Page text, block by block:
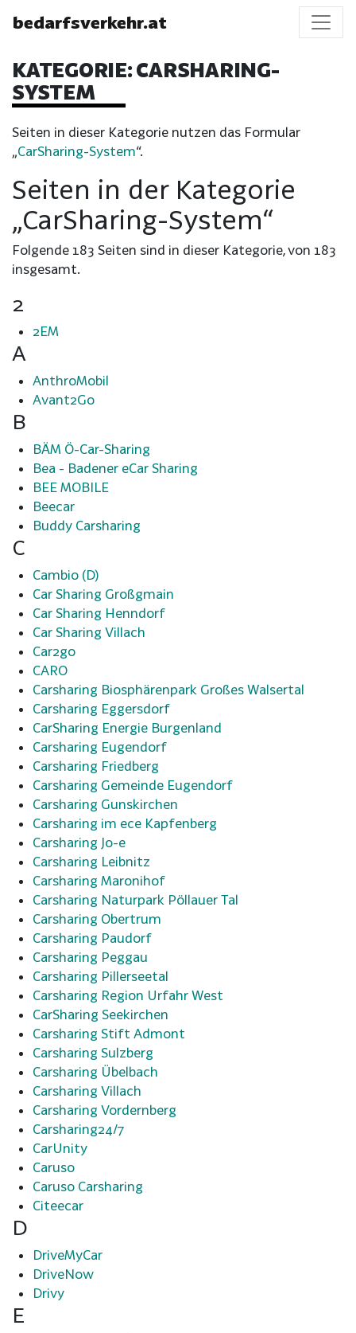
bedarfsverkehr.at
KATEGORIE:CARSHARING-
SYSTEM
Seiten in dieser Kategorie nutzen das Formular
„CarSharing-System“.
Seiten in der Kategorie
„CarSharing-System“
Folgende 183 Seiten sind in dieser Kategorie, von 183
insgesamt.
2
2EM
A
AnthroMobil
Avant2Go
B
BÄM Ö-Car-Sharing
Bea - Badener eCar Sharing
BEE MOBILE
Beecar
Buddy Carsharing
C
Cambio (D)
Car Sharing Großgmain
Car Sharing Henndorf
Car Sharing Villach
Car2go
CARO
Carsharing Biosphärenpark Großes Walsertal
Carsharing Eggersdorf
CarSharing Energie Burgenland
Carsharing Eugendorf
Carsharing Friedberg
Carsharing Gemeinde Eugendorf
Carsharing Gunskirchen
Carsharing im ece Kapfenberg
Carsharing Jo-e
Carsharing Leibnitz
Carsharing Maronihof
Carsharing Naturpark Pöllauer Tal
Carsharing Obertrum
Carsharing Paudorf
Carsharing Peggau
Carsharing Pillerseetal
Carsharing Region Urfahr West
CarSharing Seekirchen
Carsharing Stift Admont
Carsharing Sulzberg
Carsharing Übelbach
Carsharing Villach
Carsharing Vordernberg
Carsharing24/7
CarUnity
Caruso
Caruso Carsharing
Citeecar
D
DriveMyCar
DriveNow
Drivy
E